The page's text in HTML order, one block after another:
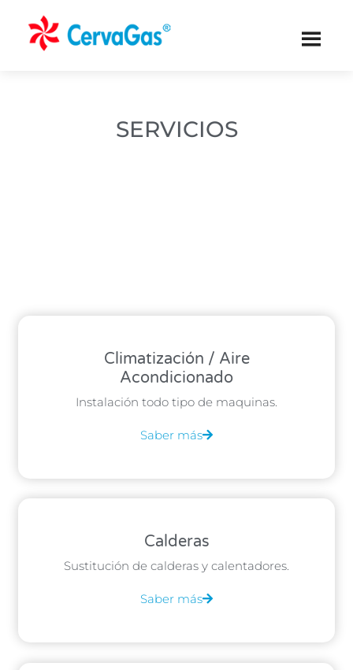
SERVICIOS
Climatización / Aire
Acondicionado
Instalación todo tipo de maquinas.
Saber más
Calderas
Sustitución de calderas y calentadores.
Saber más